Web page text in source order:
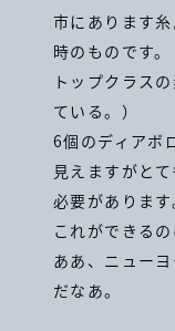
市にあります
時のものです
トップクラス
ている。）
6個のディアボ
見えますがと
必要があります
これができる
ああ、ニュー
だなあ。